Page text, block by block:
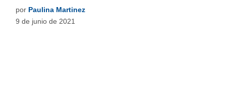
por Paulina Martinez
9 de junio de 2021